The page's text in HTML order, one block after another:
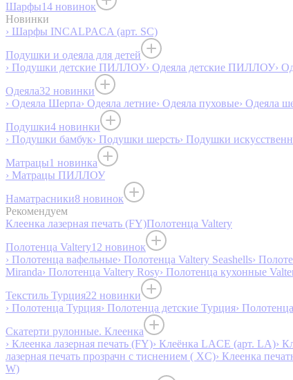
Шарфы14 новинок
Новинки
› Шарфы INCALPACA (арт. SC)
Подушки и одеяла для детей
› Подушки детские ПИЛЛОУ› Одеяла детские ПИЛЛОУ›
Одеяла32 новинки
› Одеяла Шерпа› Одеяла летние› Одеяла пуховые› Одеяла
Подушки4 новинки
› Подушки бамбук› Подушки шерсть› Подушки
Матрацы1 новинка
› Матрацы ПИЛЛОУ
Наматрасники8 новинок
Рекомендуем
Клеенка лазерная печать (FY)Полотенца Valtery
Полотенца Valtery12 новинок
› Полотенца вафельные› Полотенца Valtery Seashells›
Miranda› Полотенца Valtery Rosy› Полотенца кухонные
Текстиль Турция22 новинки
› Полотенца Турция› Полотенца детские Турция›
Скатерти рулонные. Клеенка
› Клеенка лазерная печать (FY)› Клеёнка LACE (арт. LA)›
лазерная печать прозрачн с тиснением ( XC)› Клеенка
W)